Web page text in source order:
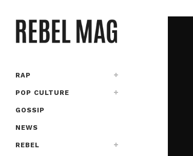
RAP
POP CULTURE
GOSSIP
NEWS
REBEL